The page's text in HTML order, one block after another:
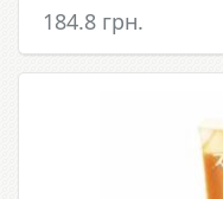
184.8 грн.